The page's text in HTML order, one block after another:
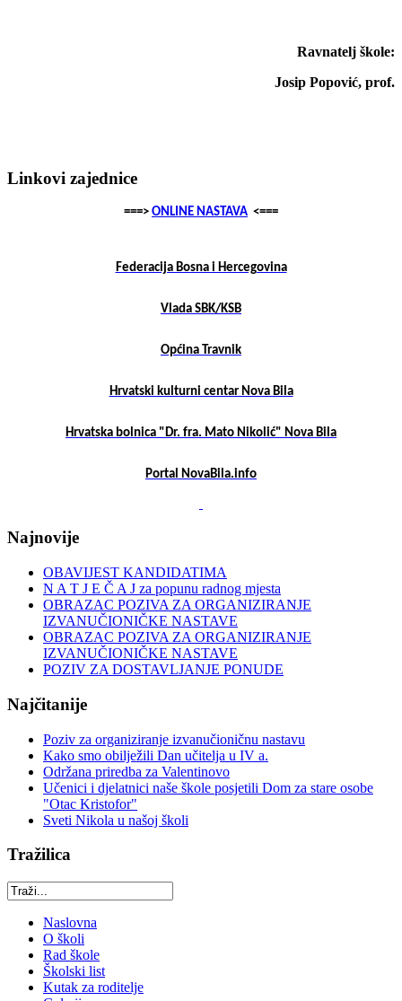
Ravnatelj škole:
Josip Popović, prof.
Linkovi zajednice
===> ONLINE NASTAVA <===
Federacija Bosna i Hercegovina
Vlada SBK/KSB
Općina Travnik
Hrvatski kulturni centar Nova Bila
Hrvatska bolnica "Dr. fra. Mato Nikolić" Nova Bila
Portal NovaBila.info
Najnovije
OBAVIJEST KANDIDATIMA
N A T J E Č A J za popunu radnog mjesta
OBRAZAC POZIVA ZA ORGANIZIRANJE
IZVANUČIONIČKE NASTAVE
OBRAZAC POZIVA ZA ORGANIZIRANJE
IZVANUČIONIČKE NASTAVE
POZIV ZA DOSTAVLJANJE PONUDE
Najčitanije
Poziv za organiziranje izvanučioničnu nastavu
Kako smo obilježili Dan učitelja u IV a.
Održana priredba za Valentinovo
Učenici i djelatnici naše škole posjetili Dom za stare osobe
"Otac Kristofor"
Sveti Nikola u našoj školi
Tražilica
Naslovna
O školi
Rad škole
Školski list
Kutak za roditelje